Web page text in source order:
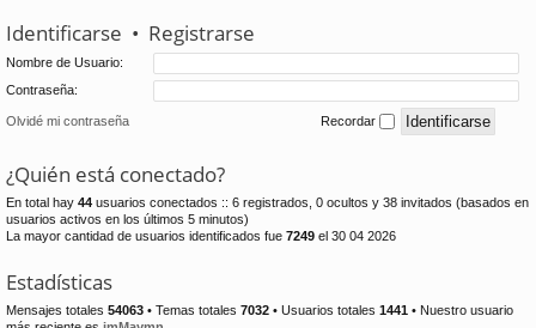
Identificarse • Registrarse
Nombre de Usuario:
Contraseña:
Olvidé mi contraseña Recordar
¿Quién está conectado?
En total hay 44 usuarios conectados :: 6 registrados, 0 ocultos y 38 invitados (basados en
usuarios activos en los últimos 5 minutos)
La mayor cantidad de usuarios identificados fue 7249 el 30 04 2026
Estadísticas
Mensajes totales 54063 • Temas totales 7032 • Usuarios totales 1441 • Nuestro usuario